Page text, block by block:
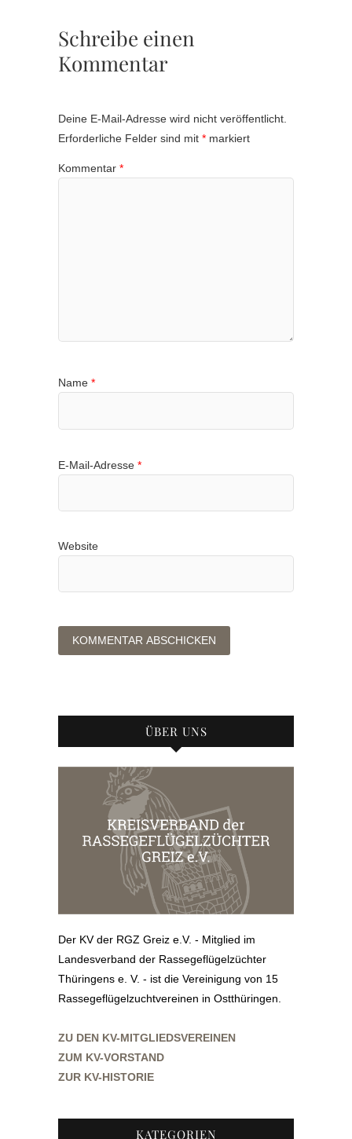
Schreibe einen
Kommentar
Deine E-Mail-Adresse wird nicht veröffentlicht.
Erforderliche Felder sind mit * markiert
Kommentar *
Name *
E-Mail-Adresse *
Website
ÜBER UNS
Der KV der RGZ Greiz e.V. - Mitglied im
Landesverband der Rassegeflügelzüchter
Thüringens e. V. - ist die Vereinigung von 15
Rassegeflügelzuchtvereinen in Ostthüringen.
ZU DEN KV-MITGLIEDSVEREINEN
ZUM KV-VORSTAND
ZUR KV-HISTORIE
KATEGORIEN